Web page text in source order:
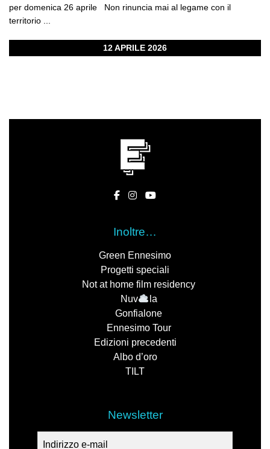
per domenica 26 aprile Non rinuncia mai al legame con il
territorio ...
12 APRILE 2026
Inoltre…
Green Ennesimo
Progetti speciali
Not at home film residency
Nuv
la
Gonfialone
Ennesimo Tour
Edizioni precedenti
Albo d’oro
TILT
Newsletter